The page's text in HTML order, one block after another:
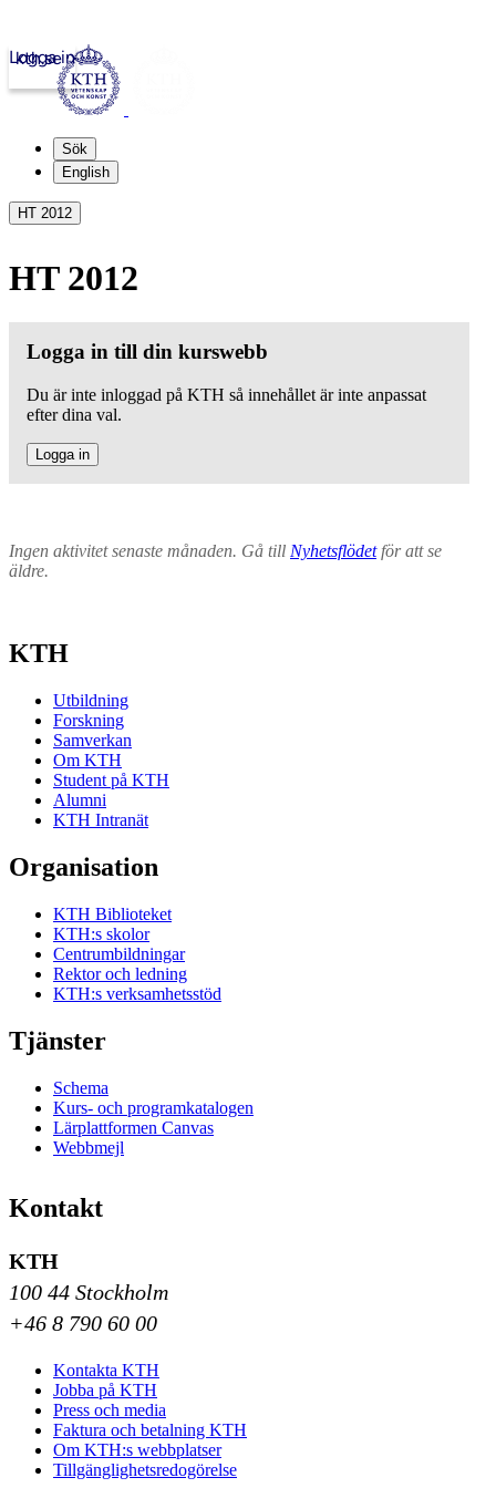
kth.se
Logga in
Sök
English
HT 2012
HT 2012
Logga in till din kurswebb
Du är inte inloggad på KTH så innehållet är inte anpassat
efter dina val.
Logga in
Ingen aktivitet senaste månaden. Gå till Nyhetsflödetför att se
äldre.
KTH
Utbildning
Forskning
Samverkan
Om KTH
Student på KTH
Alumni
KTH Intranät
Organisation
KTH Biblioteket
KTH:s skolor
Centrumbildningar
Rektor och ledning
KTH:s verksamhetsstöd
Tjänster
Schema
Kurs- och programkatalogen
Lärplattformen Canvas
Webbmejl
Kontakt
KTH
100 44 Stockholm
+46 8 790 60 00
Kontakta KTH
Jobba på KTH
Press och media
Faktura och betalning KTH
Om KTH:s webbplatser
Tillgänglighetsredogörelse